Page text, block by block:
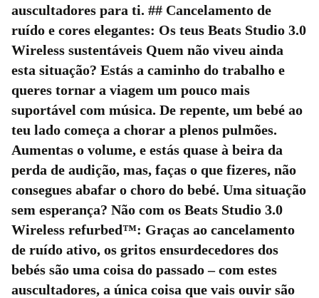
auscultadores para ti. ## Cancelamento de
ruído e cores elegantes: Os teus Beats Studio 3.0
Wireless sustentáveis Quem não viveu ainda
esta situação? Estás a caminho do trabalho e
queres tornar a viagem um pouco mais
suportável com música. De repente, um bebé ao
teu lado começa a chorar a plenos pulmões.
Aumentas o volume, e estás quase à beira da
perda de audição, mas, faças o que fizeres, não
consegues abafar o choro do bebé. Uma situação
sem esperança? Não com os Beats Studio 3.0
Wireless refurbed™: Graças ao cancelamento
de ruído ativo, os gritos ensurdecedores dos
bebés são uma coisa do passado – com estes
auscultadores, a única coisa que vais ouvir são